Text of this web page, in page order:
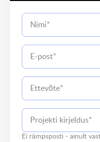
Ei rämpsposti - ainult